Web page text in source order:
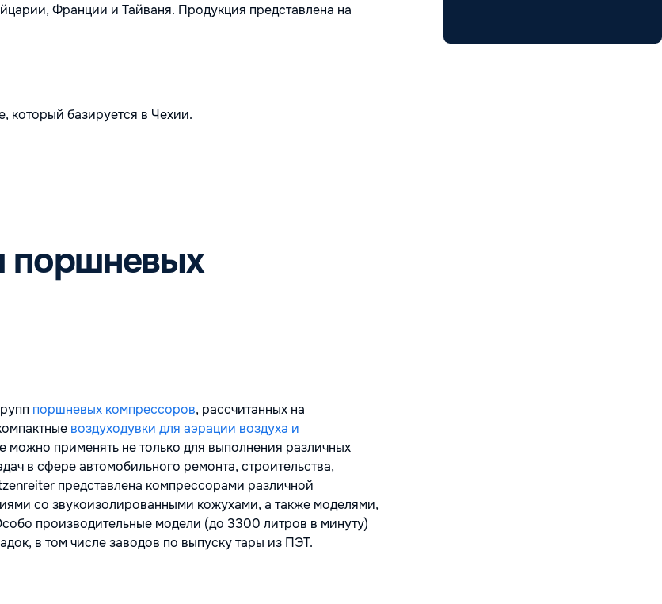
Франции и Тайваня. Продукция представлена на
который базируется в Чехии.
поршневых
поршневых компрессоров, рассчитанных на
воздуходувки для аэрации воздуха и
применять не только для выполнения различных
в сфере автомобильного ремонта, строительства,
представлена компрессорами различной
со звукоизолированными кожухами, а также моделями,
производительные модели (до 3300 литров в минуту)
в том числе заводов по выпуску тары из ПЭТ.